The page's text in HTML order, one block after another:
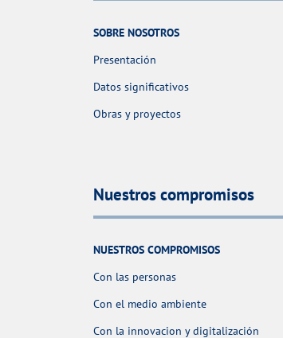
SOBRE NOSOTROS
Presentación
Datos significativos
Obras y proyectos
Nuestros compromisos
NUESTROS COMPROMISOS
Con las personas
Con el medio ambiente
Con la innovacion y digitalización